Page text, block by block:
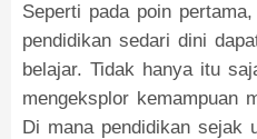
Seperti pada poin
pendidikan sedari dini
belajar. Tidak hanya itu
mengeksplor kemampuan
Di mana pendidikan sejak